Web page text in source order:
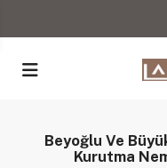
Beyoğlu Ve
Kurutma